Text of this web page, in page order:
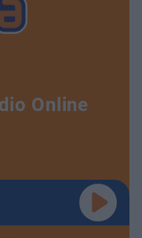
Online